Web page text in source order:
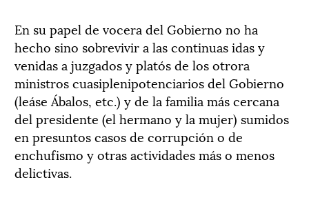
En su papel de vocera del Gobierno no ha
hecho sino sobrevivir a las continuas idas y
venidas a juzgados y platós de los otrora
ministros cuasiplenipotenciarios del Gobierno
(leáse Ábalos, etc.) y de la familia más cercana
del presidente (el hermano y la mujer) sumidos
en presuntos casos de corrupción o de
enchufismo y otras actividades más o menos
delictivas.